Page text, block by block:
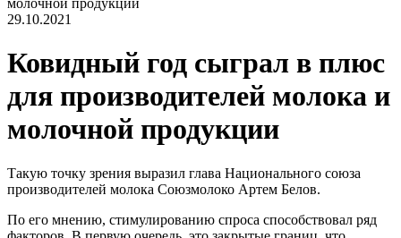
29.10.2021
Ковидный год сыграл в плюс
для производителей молока и
молочной продукции
Такую точку зрения выразил глава Национального союза
производителей молока Союзмолоко Артем Белов.
По его мнению, стимулированию спроса способствовал ряд